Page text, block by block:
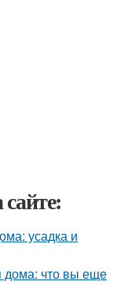
усадка и
дома: что вы еще